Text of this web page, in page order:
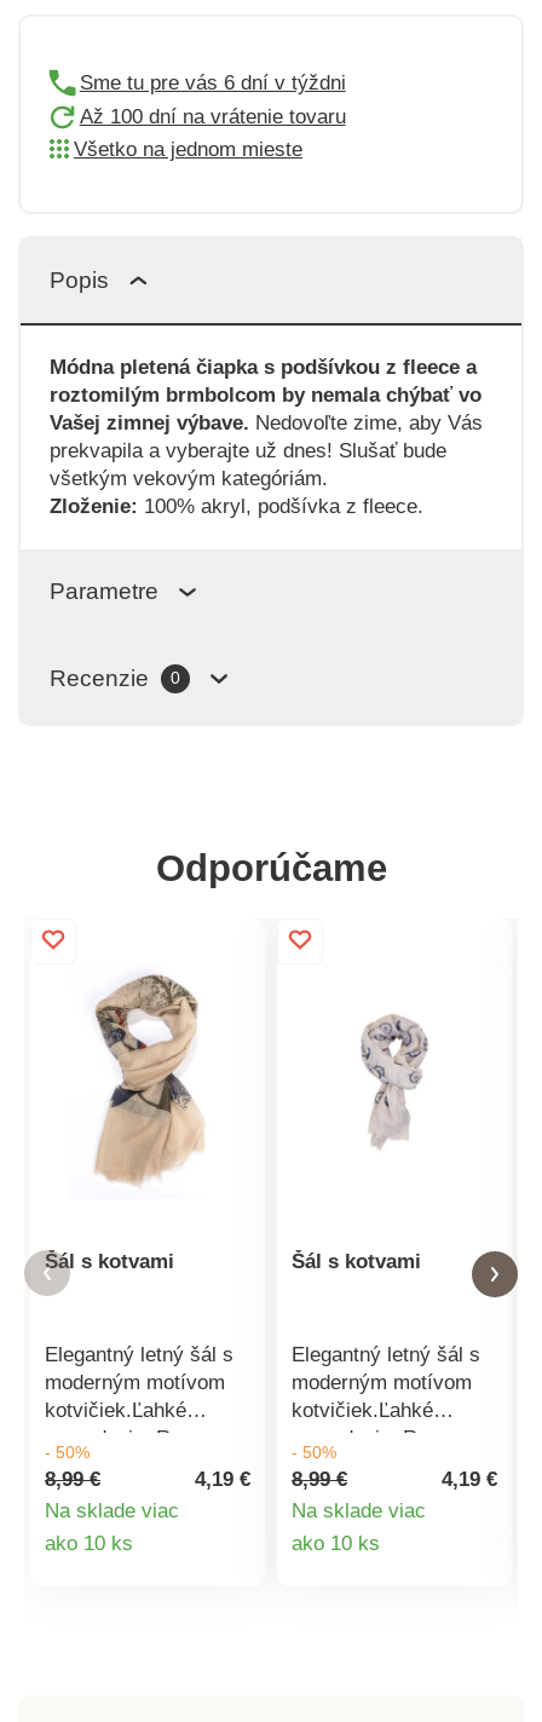
Sme tu pre vás 6 dní v týždni
Až 100 dní na vrátenie tovaru
Všetko na jednom mieste
Popis
Módna pletená čiapka s podšívkou z fleece a
roztomilým brmbolcom by nemala chýbať vo
Vašej zimnej výbave. Nedovoľte zime, aby Vás
prekvapila a vyberajte už dnes! Slušať bude
všetkým vekovým kategóriám.
Zloženie: 100% akryl, podšívka z fleece.
Parametre
Recenzie 0
Odporúčame
Šál s kotvami
Elegantný letný šál s
moderným motívom
kotvičiek.Ľahké
prevedenie. Rozmer:
70x180cm Materiál:
35% viskóza, 65%
polyester
- 50%
8,99 €
4,19 €
Na sklade viac
ako 10 ks
Šál s kotvami
Elegantný letný šál s
moderným motívom
kotvičiek.Ľahké
prevedenie. Rozmer:
70x180cm Materiál:
35% viskóza, 65%
polyester
- 50%
8,99 €
4,19 €
Na sklade viac
ako 10 ks